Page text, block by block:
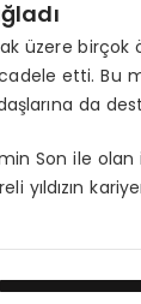
üzere birçok
etti. Bu
da
Son ile
yıldızın